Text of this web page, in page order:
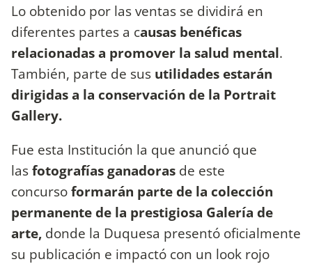
Lo obtenido por las ventas se dividirá en
diferentes partes a causas benéficas
relacionadas a promover la salud mental.
También, parte de sus utilidades estarán
dirigidas a la conservación de la Portrait
Gallery.
Fue esta Institución la que anunció que
lasfotografías ganadoras de este
concursoformarán parte de la colección
permanente de la prestigiosa Galería de
arte, donde la Duquesa presentó oficialmente
su publicación e impactó con un look rojo